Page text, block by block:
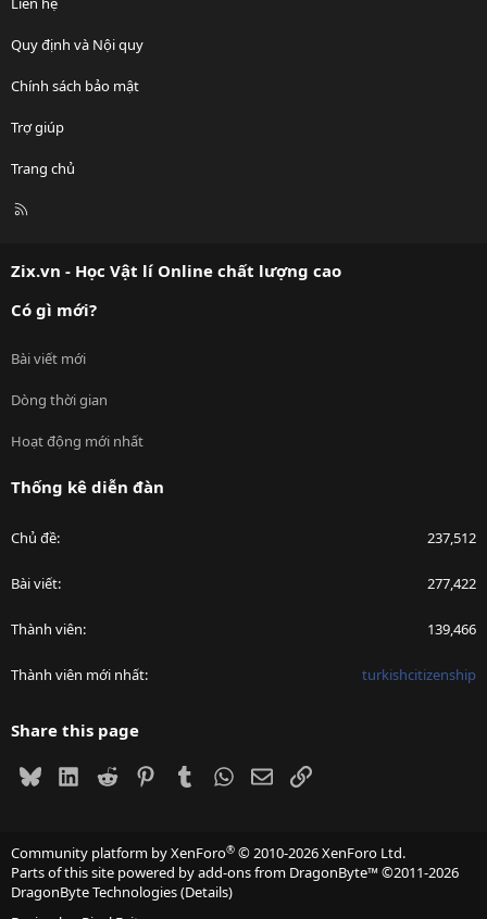
Quy định và Nội quy
Chính sách bảo mật
Trợ giúp
Trang chủ
R
Zix.vn - Học Vật lí Online chất lượng cao
Có gì mới?
Bài viết mới
Dòng thời gian
Hoạt động mới nhất
Thống kê diễn đàn
Chủ đề 237,512
Bài viết 277,422
Thành viên 139,466
Thành viên mới nhất turkishcitizenship
Share this page
BlueskyLinkedIn
Reddit PinterestTumblrWhatsApp
EmailLink
Community platform by XenForo® © 2010-2026 XenForo Ltd.
Parts of this site powered byadd-ons from DragonByte™©2011-2026
DragonByte Technologies(Details)